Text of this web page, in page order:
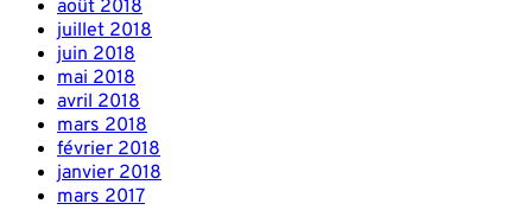
août 2018
juillet 2018
juin 2018
mai 2018
avril 2018
mars 2018
février 2018
janvier 2018
mars 2017